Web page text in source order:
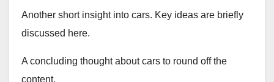
Another short insight into cars. Key ideas are briefly
discussed here.
A concluding thought about cars to round off the
content.